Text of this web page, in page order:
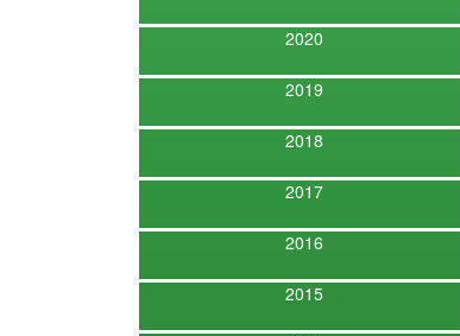
2020
2019
2018
2017
2016
2015